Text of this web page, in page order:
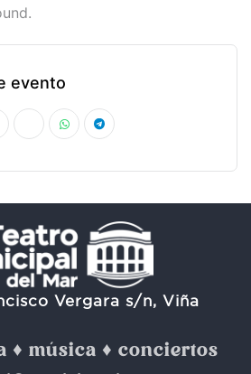
evento
Vergara s/n, Viña
♦ música ♦ conciertos